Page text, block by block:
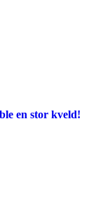
en stor kveld!